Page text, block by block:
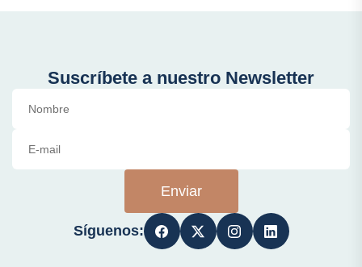
Suscríbete a nuestro Newsletter
Enviar
Síguenos: